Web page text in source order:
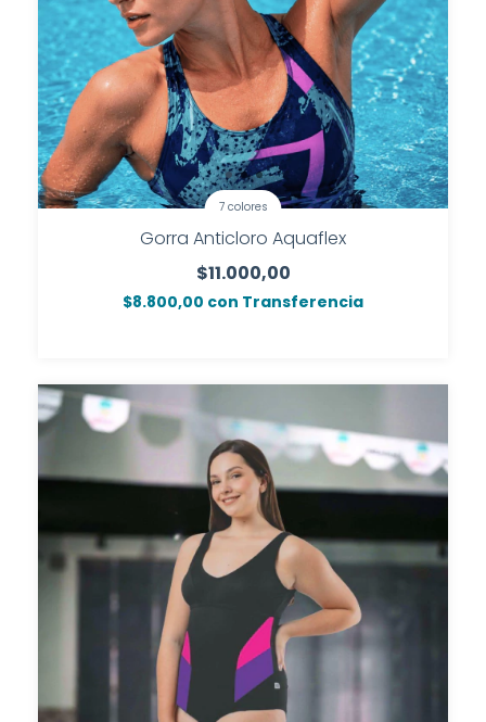
7 colores
Gorra Anticloro Aquaflex
$11.000,00
$8.800,00 con Transferencia